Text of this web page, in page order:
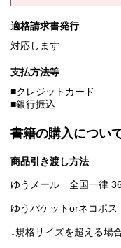
適格請求書発行
対応します
支払方法等
■クレジットカード
■銀行振込
書籍の購入につい
商品引き渡し方法
ゆうメール 全国一律
ゆうパケットorネコポ
↓規格サイズを超える場